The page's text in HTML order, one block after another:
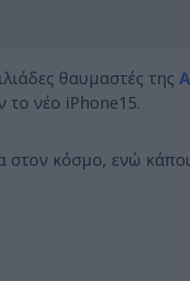
θαυμαστές της
το νέο iPhone15.
στον κόσμο, ενώ